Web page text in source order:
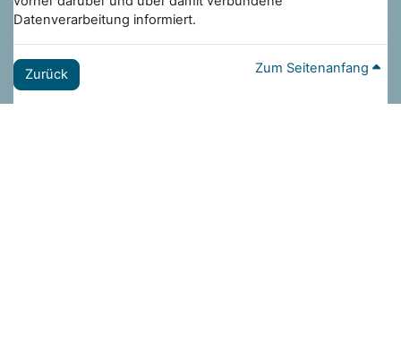
Datenverarbeitung informiert.
Zurück Zum Seitenanfang